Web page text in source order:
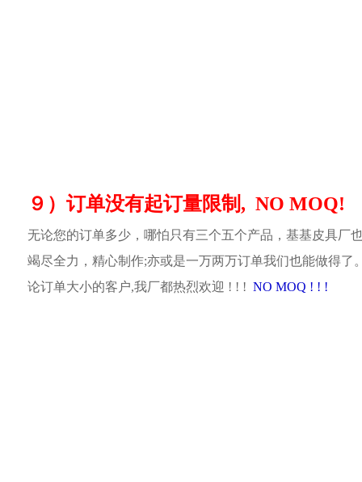
９）订单没有起订量限制, NO MOQ!
无论您的订单多少，哪怕只有三个五个产品，基基皮具厂
竭尽全力，精心制作;亦或是一万两万订单我们也能做得了
论订单大小的客户,我厂都热烈欢迎 ! ! ! NO MOQ ! ! !